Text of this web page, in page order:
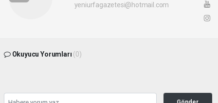
yeniurfagazetesi@hotmail.com
Okuyucu Yorumları (0)